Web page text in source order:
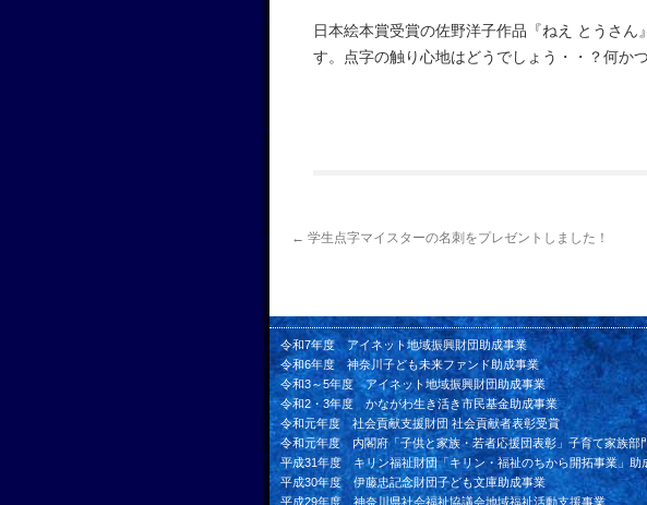
日本絵本賞受賞の佐野洋子作品『ねえ とうさ
す。点字の触り心地はどうでしょう・・？何か
← 学生点字マイスターの名刺をプレゼントしました！
令和7年度 アイネット地域振興財団助成事業
令和6年度 神奈川子ども未来ファンド助成事業
令和3～5年度 アイネット地域振興財団助成事業
令和2・3年度 かながわ生き活き市民基金助成事業
令和元年度 社会貢献支援財団 社会貢献者表彰受賞
令和元年度 内閣府「子供と家族・若者応援団表彰」子育て家族部
平成31年度 キリン福祉財団「キリン・福祉のちから開拓事業」助
平成30年度 伊藤忠記念財団子ども文庫助成事業
平成29年度 神奈川県社会福祉協議会地域福祉活動支援事業